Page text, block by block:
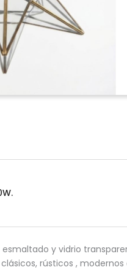
y vidrio
rústicos , modernos